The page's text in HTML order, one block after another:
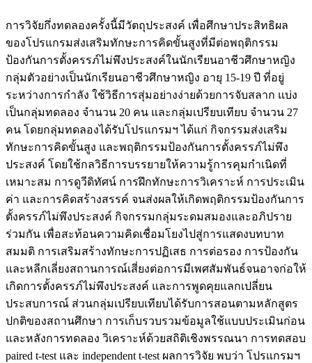
การวิจัยกึ่งทดลองครั้งนี้มีวัตถุประสงค์ เพื่อศึกษาประสิทธิผล
ของโปรแกรมส่งเสริมทักษะการคิดขั้นสูงที่มีต่อพฤติกรรม
ป้องกันการตั้งครรภ์ไม่พึงประสงค์ในนักเรียนอาชีวศึกษาหญิง
กลุ่มตัวอย่างเป็นนักเรียนอาชีวศึกษาหญิง อายุ 15-19 ปี ที่อยู่
ระหว่างการกำลัง ใช้วิธีการสุ่มอย่างง่ายด้วยการจับสลาก แบ่ง
เป็นกลุ่มทดลอง จำนวน 20 คน และกลุ่มเปรียบเทียบ จำนวน 27
คน โดยกลุ่มทดลองได้รับโปรแกรมฯ ได้แก่ กิจกรรมส่งเสริม
ทักษะการคิดขั้นสูง และพฤติกรรมป้องกันการตั้งครรภ์ไม่พึง
ประสงค์ โดยใช้กลวิธีการบรรยายให้ความรู้การคุมกำเนิดที่
เหมาะสม การดูวีดิทัศน์ การฝึกทักษะการวิเคราะห์ การประเมิน
ค่า และการคิดสร้างสรรค์ จนส่งผลให้เกิดพฤติกรรมป้องกันการ
ตั้งครรภ์ไม่พึงประสงค์ กิจกรรมกลุ่มระดมสมองและอภิปราย
ร่วมกัน เพื่อสะท้อนความคิดเชื่อมโยงไปสู่การแสดงบทบาท
สมมติ การเสริมสร้างทักษะการปฏิเสธ การต่อรอง การป้องกัน
และหลีกเลี่ยงสถานการณ์เสี่ยงต่อการมีเพศสัมพันธ์จนอาจก่อให้
เกิดการตั้งครรภ์ไม่พึงประสงค์ และการพูดคุยแลกเปลี่ยน
ประสบการณ์ ส่วนกลุ่มเปรียบเทียบได้รับการสอนตามหลักสูตร
ปกติของสถานศึกษา การเก็บรวบรวมข้อมูลใช้แบบประเมินก่อน
และหลังการทดลอง วิเคราะห์ด้วยสถิติเชิงพรรณนา การทดสอบ
paired t-test และ independent t-test ผลการวิจัย พบว่า โปรแกรมฯ